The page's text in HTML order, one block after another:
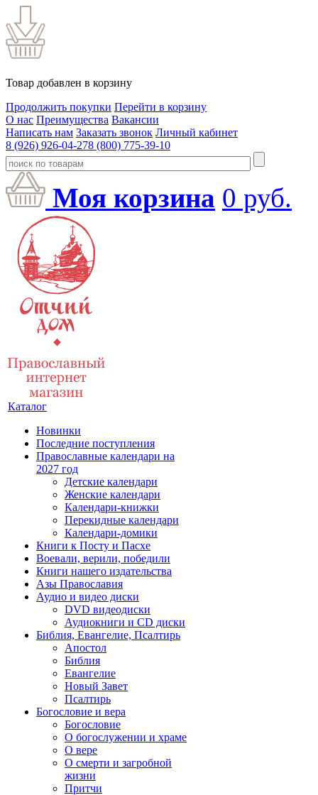
Товар добавлен в корзину
Продолжить покупки Перейти в корзину
О нас Преимущества Вакансии
Написать нам Заказать звонок Личный кабинет
8 (926) 926-04-278 (800) 775-39-10
Моя корзина 0 руб.
Каталог
Новинки
Последние поступления
Православные календари на
2027 год
Детские календари
Женские календари
Календари-книжки
Перекидные календари
Календари-домики
Книги к Посту и Пасхе
Воевали, верили, победили
Книги нашего издательства
Азы Православия
Аудио и видео диски
DVD видеодиски
Аудиокниги и CD диски
Библия, Евангелие, Псалтирь
Апостол
Библия
Евангелие
Новый Завет
Псалтирь
Богословие и вера
Богословие
О богослужении и храме
О вере
О смерти и загробной
жизни
Притчи